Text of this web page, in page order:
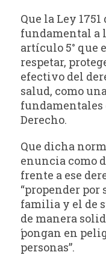
Que la Ley
fundamental a
artículo 5° que
respetar,
efectivo del
salud, como
fundamentales
Derecho.
Que dicha
enuncia como
frente a ese
“propender por
familia y el de
de manera
́pongan en
personas”.